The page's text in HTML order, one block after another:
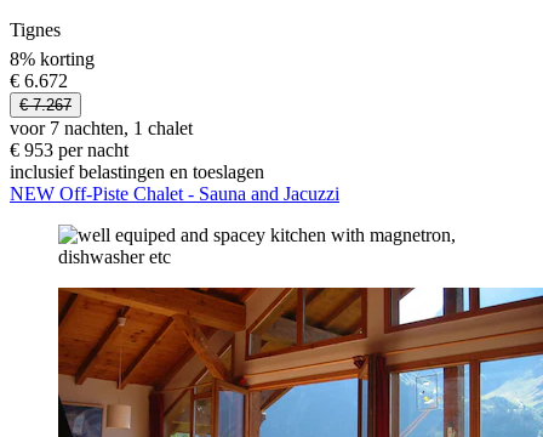
Tignes
8% korting
€ 6.672
€ 7.267
voor 7 nachten, 1 chalet
€ 953 per nacht
inclusief belastingen en toeslagen
NEW Off-Piste Chalet - Sauna and Jacuzzi